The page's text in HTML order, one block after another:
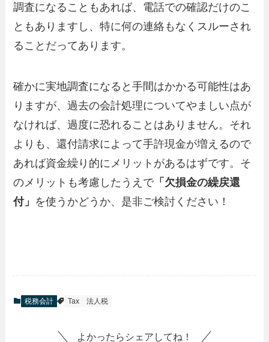
調査になることもあれば、電話での確認だけのこ
ともありますし、特に何の連絡もなくスルーされ
ることだってあります。
確かに実地調査になると手間はかかる可能性はあ
りますが、過去の会計処理についてやましい点が
なければ、過度に恐れることはありません。それ
よりも、還付請求によって手許現金が増えるので
あれば資金繰り的にメリットがあるはずです。そ
のメリットも考慮したうえで「欠損金の繰戻還
付」 を使うかどうか、是非ご検討ください！
税務会計 Tax 法人税
よかったらシェアしてね！